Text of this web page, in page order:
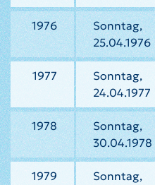
1976
Sonntag,
25.04.1976
1977
Sonntag,
24.04.1977
1978
Sonntag,
30.04.1978
1979
Sonntag,